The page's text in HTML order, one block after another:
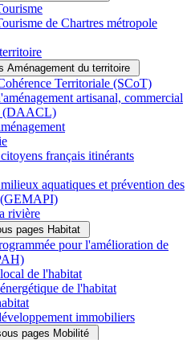
de Chartres métropole
Aménagement du territoire
Territoriale (SCoT)
artisanal, commercial
(DAACL)
français itinérants
aquatiques et prévention des
rivière
pages Habitat
pour l'amélioration de
de l'habitat
de l'habitat
immobiliers
pages Mobilité